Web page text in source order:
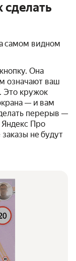
сделать
самом видном
Она
означают ваш
Это кружок
— и вам
перерыв —
Про
не будут